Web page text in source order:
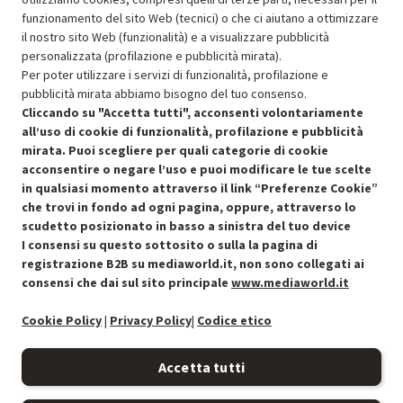
Aggiungi al carrello
SCONTO RICONDIZIONATI
Approfitta dello sconto del 30% sul prodotto ricondizionato.
Condizioni generali di vendita Recedere dal contratto qui
funzionamento del sito Web (tecnici) o che ci aiutano a ottimizzare
il nostro sito Web (funzionalità) e a visualizzare pubblicità
personalizzata (profilazione e pubblicità mirata).
Per poter utilizzare i servizi di funzionalità, profilazione e
pubblicità mirata abbiamo bisogno del tuo consenso.
Cliccando su "Accetta tutti", acconsenti volontariamente
all’uso di cookie di funzionalità, profilazione e pubblicità
mirata. Puoi scegliere per quali categorie di cookie
acconsentire o negare l’uso e puoi modificare le tue scelte
in qualsiasi momento attraverso il link “Preferenze Cookie”
che trovi in fondo ad ogni pagina, oppure, attraverso lo
scudetto posizionato in basso a sinistra del tuo device
I consensi su questo sottosito o sulla la pagina di
registrazione B2B su mediaworld.it, non sono collegati ai
consensi che dai sul sito principale www.mediaworld.it
Cookie Policy| Privacy Policy| Codice etico
Accetta tutti